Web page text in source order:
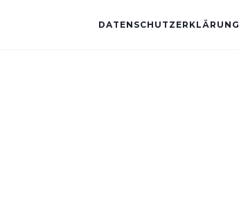
DATENSCHUTZERKLÄRUNG